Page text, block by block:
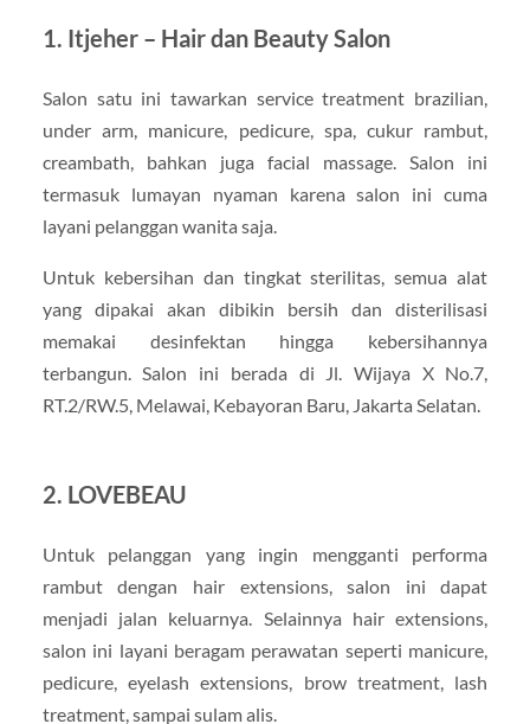
1. Itjeher – Hair dan Beauty Salon
Salon satu ini tawarkan service treatment brazilian,
under arm, manicure, pedicure, spa, cukur rambut,
creambath, bahkan juga facial massage. Salon ini
termasuk lumayan nyaman karena salon ini cuma
layani pelanggan wanita saja.
Untuk kebersihan dan tingkat sterilitas, semua alat
yang dipakai akan dibikin bersih dan disterilisasi
memakai desinfektan hingga kebersihannya
terbangun. Salon ini berada di Jl. Wijaya X No.7,
RT.2/RW.5, Melawai, Kebayoran Baru, Jakarta Selatan.
2. LOVEBEAU
Untuk pelanggan yang ingin mengganti performa
rambut dengan hair extensions, salon ini dapat
menjadi jalan keluarnya. Selainnya hair extensions,
salon ini layani beragam perawatan seperti manicure,
pedicure, eyelash extensions, brow treatment, lash
treatment, sampai sulam alis.